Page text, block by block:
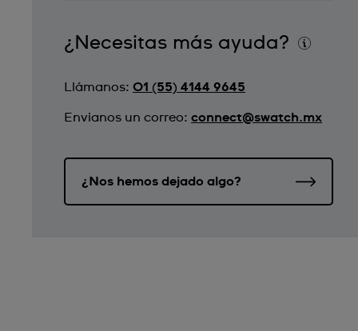
¿Necesitas más ayuda?
Llámanos: 01 (55) 4144 9645
Envianos un correo: connect@swatch.mx
¿Nos hemos dejado algo?